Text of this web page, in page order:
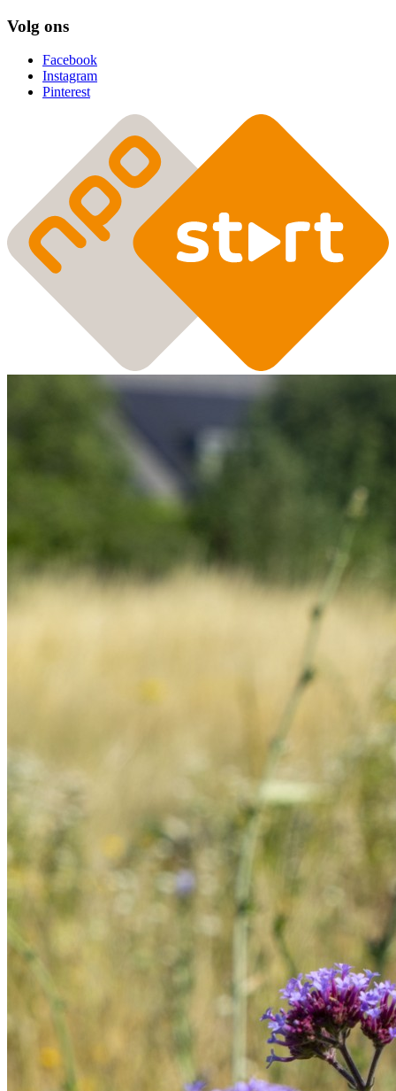
Volg ons
Facebook
Instagram
Pinterest